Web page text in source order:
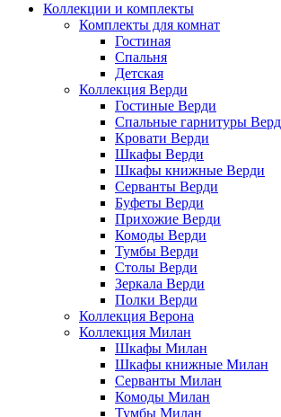
Коллекции и комплекты
Комплекты для комнат
Гостиная
Спальня
Детская
Коллекция Верди
Гостиные Верди
Спальные гарнитуры
Кровати Верди
Шкафы Верди
Шкафы книжные Верди
Серванты Верди
Буфеты Верди
Прихожие Верди
Комоды Верди
Тумбы Верди
Столы Верди
Зеркала Верди
Полки Верди
Коллекция Верона
Коллекция Милан
Шкафы Милан
Шкафы книжные Милан
Серванты Милан
Комоды Милан
Тумбы Милан